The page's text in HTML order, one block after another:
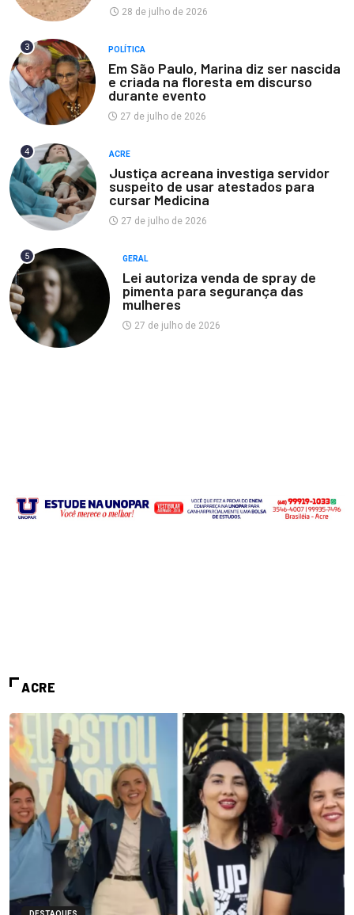
28 de julho de 2026
3 POLÍTICA
Em São Paulo, Marina diz ser nascida
e criada na floresta em discurso
durante evento
27 de julho de 2026
4 ACRE
Justiça acreana investiga servidor
suspeito de usar atestados para
cursar Medicina
27 de julho de 2026
5 GERAL
Lei autoriza venda de spray de
pimenta para segurança das
mulheres
27 de julho de 2026
ACRE